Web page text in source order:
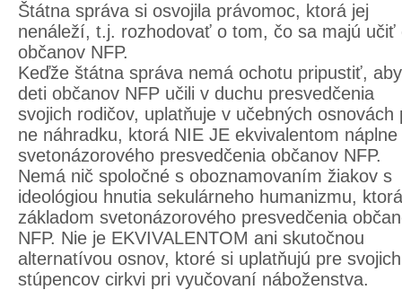
Štátna správa si osvojila právomoc, ktorá jej
nenáleží, t.j. rozhodovať o tom, čo sa majú učiť
občanov NFP.
Keďže štátna správa nemá ochotu pripustiť,
deti občanov NFP učili v duchu presvedčenia
svojich rodičov, uplatňuje v učebných osnovách
ne náhradku, ktorá NIE JE ekvivalentom náplne
svetonázorového presvedčenia občanov NFP.
Nemá nič spoločné s oboznamovaním žiakov s
ideológiou hnutia sekulárneho humanizmu,
základom svetonázorového presvedčenia
NFP. Nie je EKVIVALENTOM ani skutočnou
alternatívou osnov, ktoré si uplatňujú pre svojich
stúpencov cirkvi pri vyučovaní náboženstva.